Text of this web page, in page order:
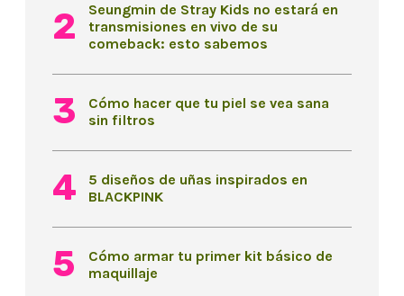
Seungmin de Stray Kids no estará en
transmisiones en vivo de su
comeback: esto sabemos
Cómo hacer que tu piel se vea sana
sin filtros
5 diseños de uñas inspirados en
BLACKPINK
Cómo armar tu primer kit básico de
maquillaje